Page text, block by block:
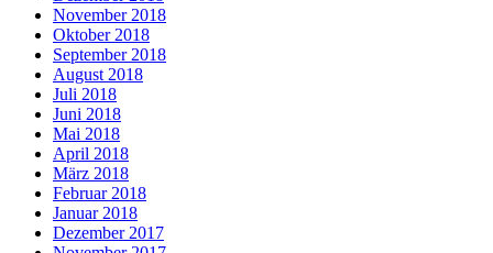
November 2018
Oktober 2018
September 2018
August 2018
Juli 2018
Juni 2018
Mai 2018
April 2018
März 2018
Februar 2018
Januar 2018
Dezember 2017